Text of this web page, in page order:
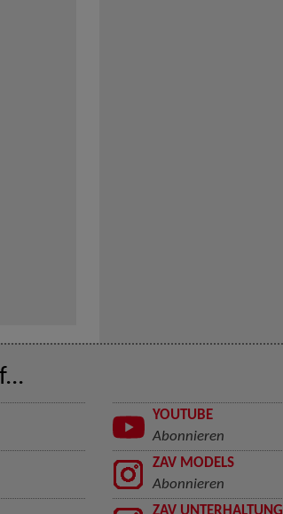
YOUTUBE
Abonnieren
ZAV MODELS
Abonnieren